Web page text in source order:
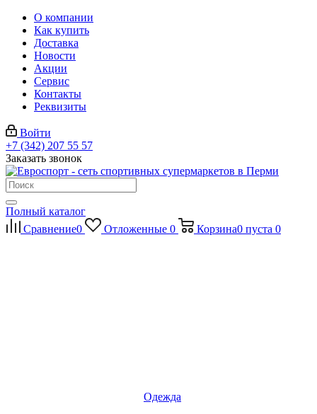
О компании
Как купить
Доставка
Новости
Акции
Сервис
Контакты
Реквизиты
Войти
+7 (342) 207 55 57
Заказать звонок
Полный каталог
Сравнение0 Отложенные 0 Корзина0 пуста 0
Одежда